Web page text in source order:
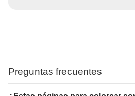
Preguntas frecuentes